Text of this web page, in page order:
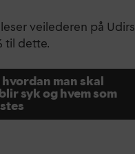
veilederen på Udirs
til dette.
man skal
syk og hvem som